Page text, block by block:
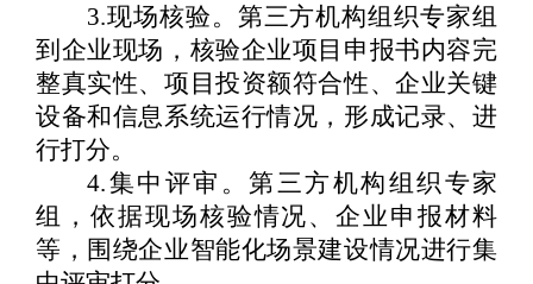
3.现场核验。第三方机构组织专家组
到企业现场，核验企业项目申报书内容完
整真实性、项目投资额符合性、企业关键
设备和信息系统运行情况，形成记录、进
行打分。
4.集中评审。第三方机构组织专家
组，依据现场核验情况、企业申报材料
等，围绕企业智能化场景建设情况进行集